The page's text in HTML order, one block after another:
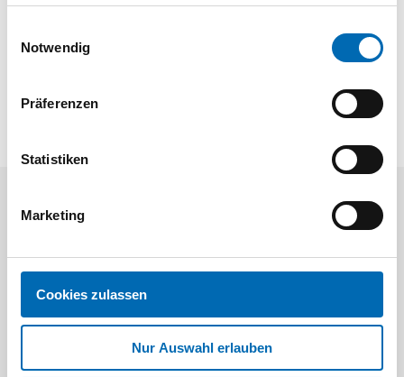
Notwendig
Präferenzen
Statistiken
Marketing
Cookies zulassen
Nur Auswahl erlauben
Aktuelle Angebote